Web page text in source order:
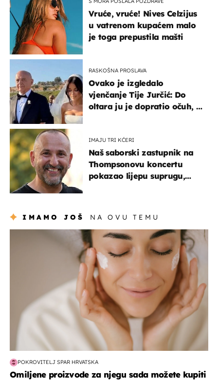
Vruće, vruće! Nives Celzijus
u vatrenom kupaćem malo
je toga prepustila mašti
RASKOŠNA PROSLAVA
Ovako je izgledalo
vjenčanje Tije Jurčić: Do
oltara ju je dopratio očuh, a
IMAJU TRI KĆERI
Naš saborski zastupnik na
Thompsonovu koncertu
pokazao lijepu suprugu,
IMAMO JOŠ NA OVU TEMU
moda & ljepota
POKROVITELJ SPAR HRVATSKA
Omiljene proizvode za njegu sada možete kupiti